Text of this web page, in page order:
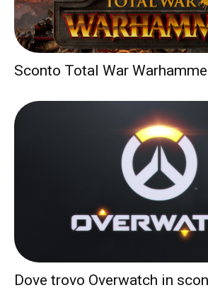
Sconto Total War
Dove trovo Overwatch in